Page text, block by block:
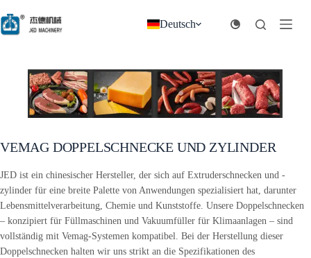
Inhalt
springen
Deutsch
VEMAG DOPPELSCHNECKE UND ZYLINDER
JED ist ein chinesischer Hersteller, der sich auf Extruderschnecken und -
zylinder für eine breite Palette von Anwendungen spezialisiert hat, darunter
Lebensmittelverarbeitung, Chemie und Kunststoffe. Unsere Doppelschnecken
– konzipiert für Füllmaschinen und Vakuumfüller für Klimaanlagen – sind
vollständig mit Vemag-Systemen kompatibel. Bei der Herstellung dieser
Doppelschnecken halten wir uns strikt an die Spezifikationen des